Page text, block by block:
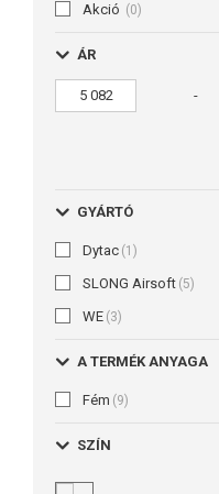
Akció (0)
ÁR
-
GYÁRTÓ
Dytac (1)
SLONG Airsoft (5)
WE (3)
A TERMÉK ANYAGA
Fém (9)
SZÍN